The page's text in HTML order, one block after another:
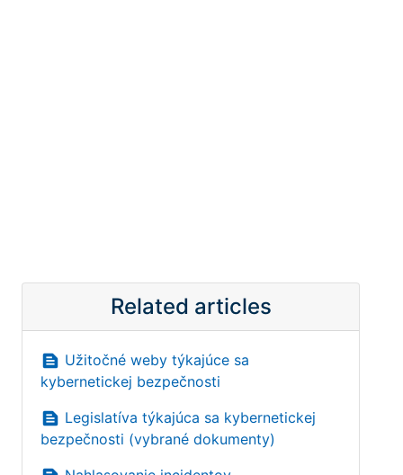
Related articles
text_snippet Užitočné weby týkajúce sa
kybernetickej bezpečnosti
text_snippet Legislatíva týkajúca sa kybernetickej
bezpečnosti (vybrané dokumenty)